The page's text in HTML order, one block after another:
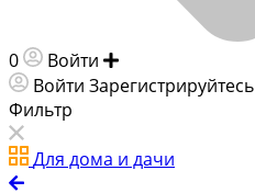
0 Войти
Войти Зарегистрируйтесь
Фильтр
Для дома и дачи